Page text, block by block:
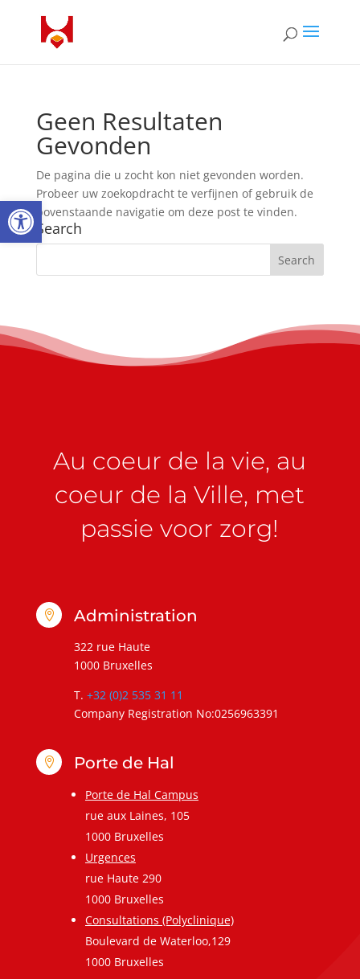
Open toolbar
Geen Resultaten
Gevonden
De pagina die u zocht kon niet gevonden worden.
Probeer uw zoekopdracht te verfijnen of gebruik de
bovenstaande navigatie om deze post te vinden.
Search
Au coeur de la vie, au
coeur de la Ville, met
passie voor zorg!
 Administration
322 rue Haute
1000 Bruxelles
T. +32 (0)2 535 31 11
Company Registration No:0256963391
 Porte de Hal
Porte de Hal Campus
rue aux Laines, 105
1000 Bruxelles
Urgences
rue Haute 290
1000 Bruxelles
Consultations (Polyclinique)
Boulevard de Waterloo,129
1000 Bruxelles